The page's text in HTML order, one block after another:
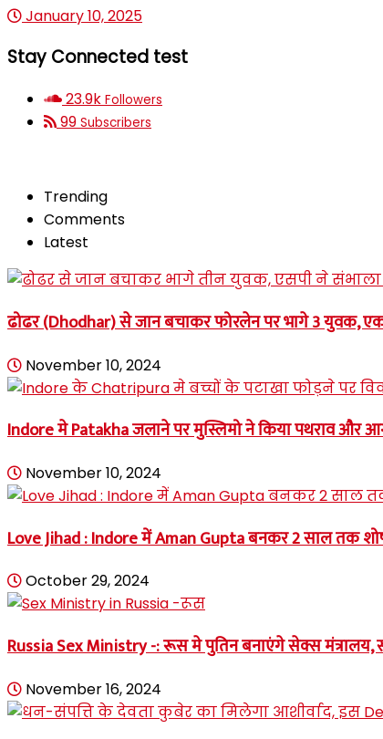
January 10, 2025
Stay Connected test
23.9k Followers
99 Subscribers
Trending
Comments
Latest
ढोढर (Dhodhar) से जान बचाकर फोरलेन पर भागे 3 युवक, एक
November 10, 2024
Indore मे Patakha जलाने पर मुस्लिमो ने किया पथराव और
November 10, 2024
Love Jihad : Indore में Aman Gupta बनकर 2 साल तक
October 29, 2024
Russia Sex Ministry -: रूस मे पुतिन बनाएंगे सेक्स मंत्रालय,
November 16, 2024